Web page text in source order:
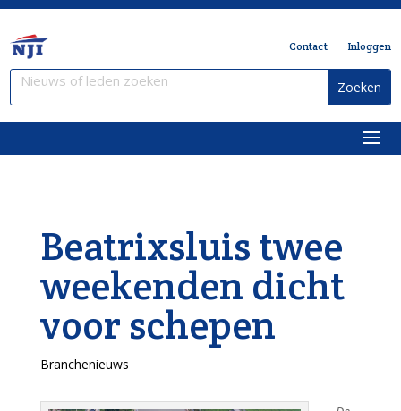
Contact Inloggen
Beatrixsluis twee
weekenden dicht
voor schepen
Branchenieuws